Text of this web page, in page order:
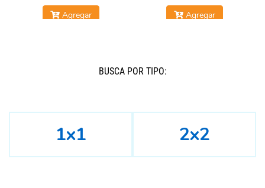
Agregar Agregar
BUSCÁ POR TIPO:
1x1 2x2